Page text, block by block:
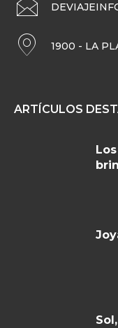
1900 - LA
ARTÍCULOS